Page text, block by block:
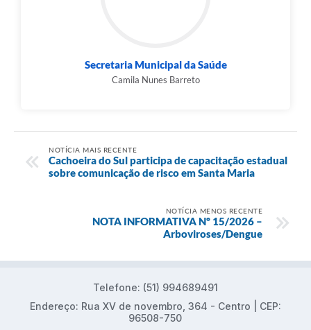
Secretaria Municipal da Saúde
Camila Nunes Barreto
NOTÍCIA MAIS RECENTE
Cachoeira do Sul participa de capacitação estadual
sobre comunicação de risco em Santa Maria
NOTÍCIA MENOS RECENTE
NOTA INFORMATIVA Nº 15/2026 –
Arboviroses/Dengue
Telefone: (51) 994689491
Endereço: Rua XV de novembro, 364 - Centro | CEP:
96508-750